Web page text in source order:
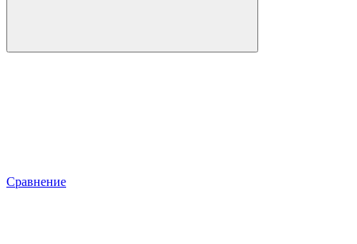
Сравнение